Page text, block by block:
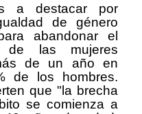
a destacar por
de género
abandonar el
de las mujeres
de un año en
de los hombres.
que "la brecha
se comienza a